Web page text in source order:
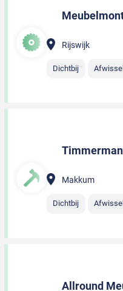
Rijswijk
Dichtbij
Makkum
Dichtbij
Allround